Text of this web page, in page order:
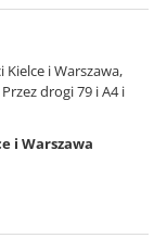
i Warszawa,
drogi 79 i A4 i
i Warszawa